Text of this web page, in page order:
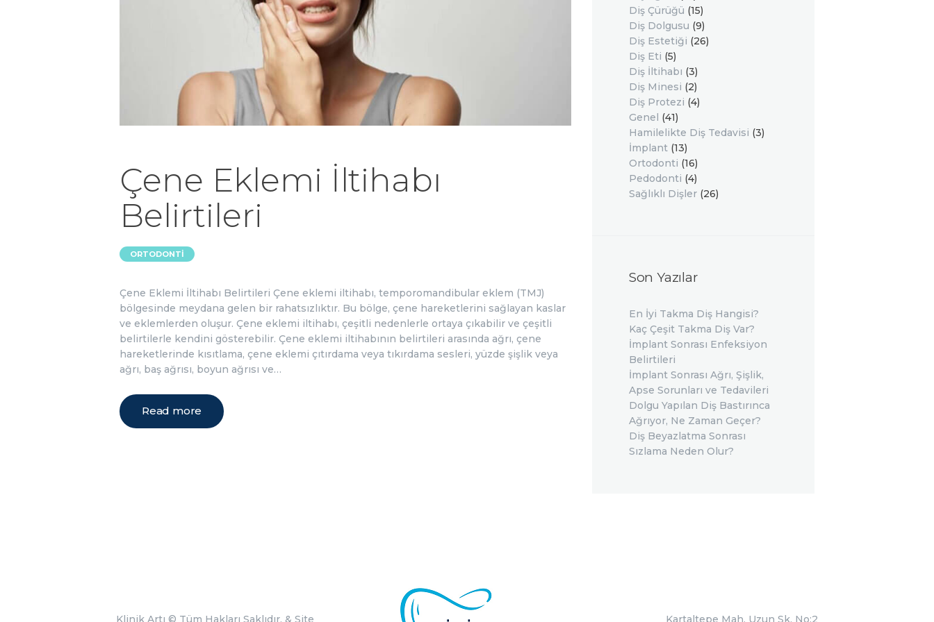
İLETIŞIM
Çene Eklemi İltihabı
Belirtileri
ORTODONTI
Çene Eklemi İltihabı Belirtileri Çene eklemi iltihabı, temporomandibular eklem (TMJ)
bölgesinde meydana gelen bir rahatsızlıktır. Bu bölge, çene hareketlerini sağlayan kaslar
ve eklemlerden oluşur. Çene eklemi iltihabı, çeşitli nedenlerle ortaya çıkabilir ve çeşitli
belirtilerle kendini gösterebilir. Çene eklemi iltihabının belirtileri arasında ağrı, çene
hareketlerinde kısıtlama, çene eklemi çıtırdama veya tıkırdama sesleri, yüzde şişlik veya
ağrı, baş ağrısı, boyun ağrısı ve…
Read more
Diş Çürüğü (15)
Diş Dolgusu (9)
Diş Estetiği (26)
Diş Eti (5)
Diş İltihabı (3)
Diş Minesi (2)
Diş Protezi (4)
Genel (41)
Hamilelikte Diş Tedavisi (3)
İmplant(13)
Ortodonti (16)
Pedodonti (4)
Sağlıklı Dişler(26)
Son Yazılar
En İyi Takma Diş Hangisi?
Kaç Çeşit Takma Diş Var?
İmplant Sonrası Enfeksiyon
Belirtileri
İmplant Sonrası Ağrı, Şişlik,
Apse Sorunları ve Tedavileri
Dolgu Yapılan Diş Bastırınca
Ağrıyor, Ne Zaman Geçer?
Diş Beyazlatma Sonrası
Sızlama Neden Olur?